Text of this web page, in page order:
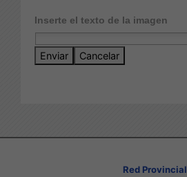
Inserte el texto de la imagen
Enviar Cancelar
Red Provincial